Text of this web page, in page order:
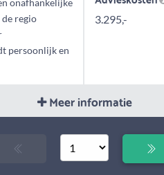
onafhankelijke
regio
persoonlijk en
3.295,-
Meer informatie